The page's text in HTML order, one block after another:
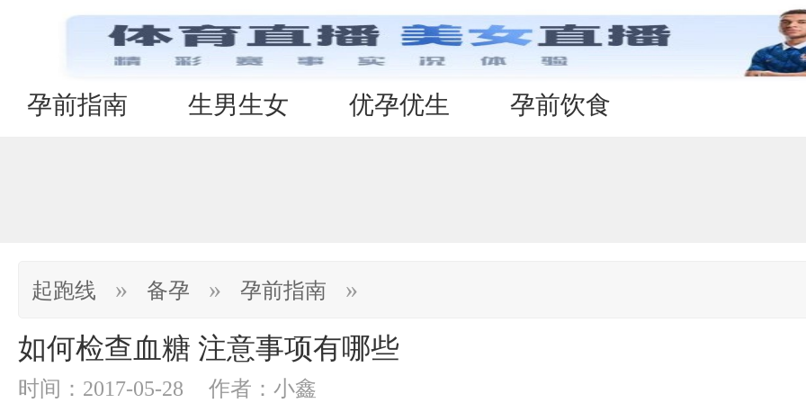
孕前指南 生男生女 优孕优生 孕前饮食
起跑线 » 备孕 » 孕前指南 »
如何检查血糖 注意事项有哪些
时间：2017-05-28 作者：小鑫